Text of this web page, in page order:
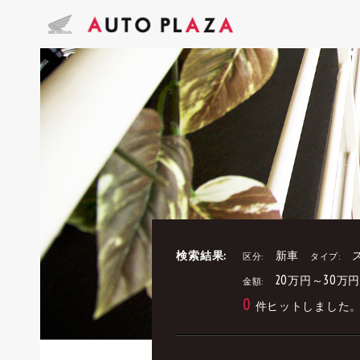
検索結果: 区分: 新車 タイプ:
金額: 20万円～30万
0 件ヒットしました。